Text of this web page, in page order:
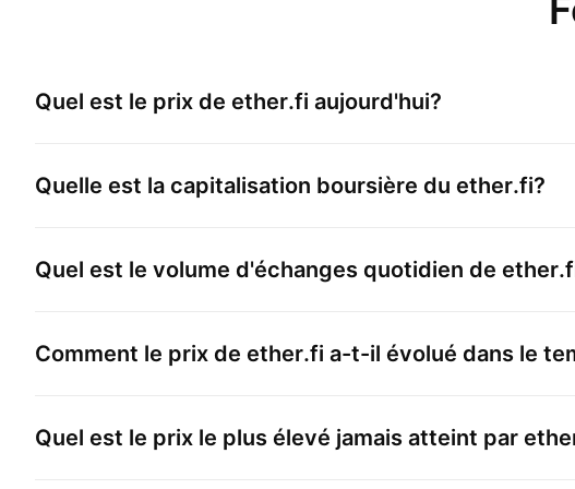
Quel est le prix de ether.fi aujourd'hui?
Quelle est la capitalisation boursière du ether.fi?
Quel est le volume d'échanges quotidien de
Comment le prix de ether.fi a-t-il évolué dans le
Quel est le prix le plus élevé jamais atteint par